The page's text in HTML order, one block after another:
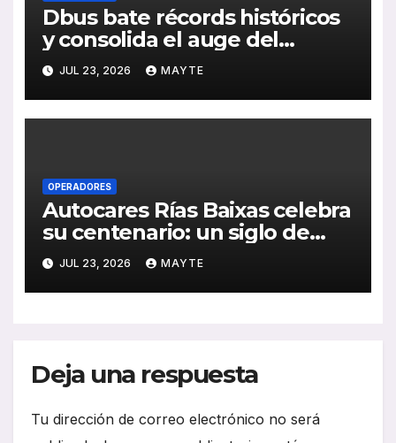
Dbus bate récords históricos
y consolida el auge del
transporte público en San
Sebastián
JUL 23, 2026 MAYTE
OPERADORES
Autocares Rías Baixas celebra
su centenario: un siglo de
historia, esfuerzo familiar y
compromiso con el
transporte gallego
JUL 23, 2026 MAYTE
Deja una respuesta
Tu dirección de correo electrónico no será